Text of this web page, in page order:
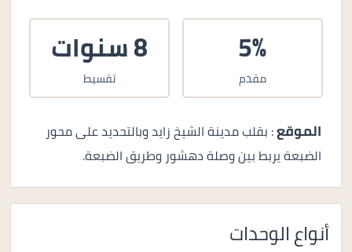
5%
مقدم
8 سنوات
تقسيط
الموقع: بقلب مدينة الشيخ زايد وبالتحديد على محور
الضبعة يربط بين وصلة دهشور وطريق الضبعة.
أنواع الوحدات